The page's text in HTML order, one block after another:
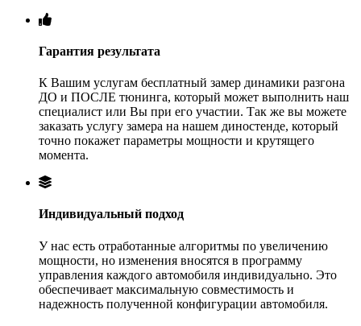
Гарантия результата
К Вашим услугам бесплатный замер динамики разгона
ДО и ПОСЛЕ тюнинга, который может выполнить наш
специалист или Вы при его участии. Так же вы можете
заказать услугу замера на нашем диностенде, который
точно покажет параметры мощности и крутящего
момента.
Индивидуальный подход
У нас есть отработанные алгоритмы по увеличению
мощности, но изменения вносятся в программу
управления каждого автомобиля индивидуально. Это
обеспечивает максимальную совместимость и
надежность полученной конфигурации автомобиля.